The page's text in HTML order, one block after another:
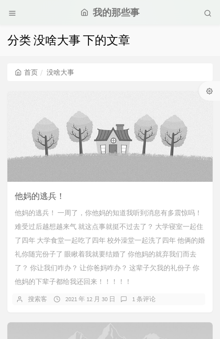
我的那些事
分类 没啥大事 下的文章
首页 没啥大事
他妈的逃兵！
他妈的逃兵！ 一周了，你他妈的知道我听到消息有多震惊吗！
难受过后越想越来气 就这点事就挺不过去了？ 大学寝室一起住
了四年 大学食堂一起吃了四年 校外澡堂一起洗了四年 他俩的婚
礼你随完份子了 眼瞅着我就要结婚了 你他妈的就弃我们而去
了？ 你让我们咋办？ 让你爸妈咋办？ 这辈子欠我的礼份子 你
他妈的下辈子都给我还回来！！！！！
搜索客 2021 年 12 月 30 日 1 条评论